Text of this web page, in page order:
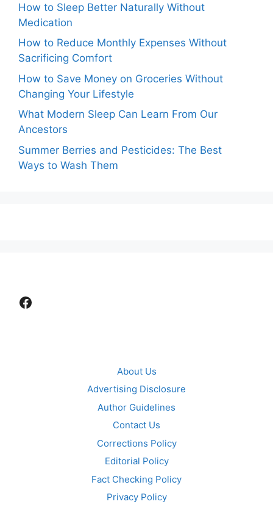
How to Sleep Better Naturally Without
Medication
How to Reduce Monthly Expenses Without
Sacrificing Comfort
How to Save Money on Groceries Without
Changing Your Lifestyle
What Modern Sleep Can Learn From Our
Ancestors
Summer Berries and Pesticides: The Best
Ways to Wash Them
Facebook
About Us
Advertising Disclosure
Author Guidelines
Contact Us
Corrections Policy
Editorial Policy
Fact Checking Policy
Privacy Policy